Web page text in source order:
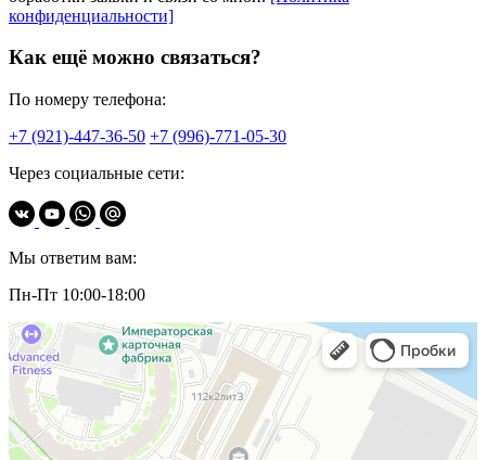
конфиденциальности]
Как ещё можно связаться?
По номеру телефона:
+7 (921)-447-36-50 +7 (996)-771-05-30
Через социальные сети:
Мы ответим вам:
Пн-Пт 10:00-18:00